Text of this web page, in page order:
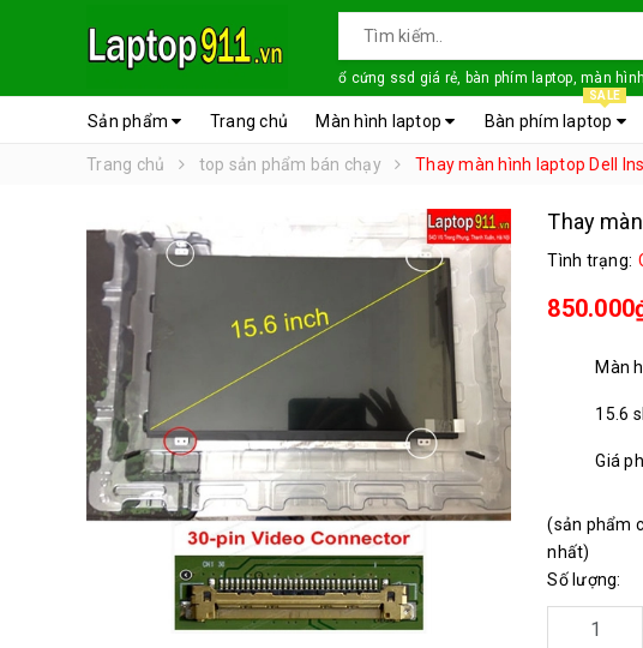
ổ cứng ssd giá rẻ, bàn phím laptop, màn
Sản phẩm Trang chủ Màn hình laptop Bàn phím laptop
SALE
Trang chủ top sản phẩm bán chạy Thay màn hình laptop Dell
Thay
Tình trạng:
Màn
15.6
Giá
(sản phẩm
nhất)
Số lượng: